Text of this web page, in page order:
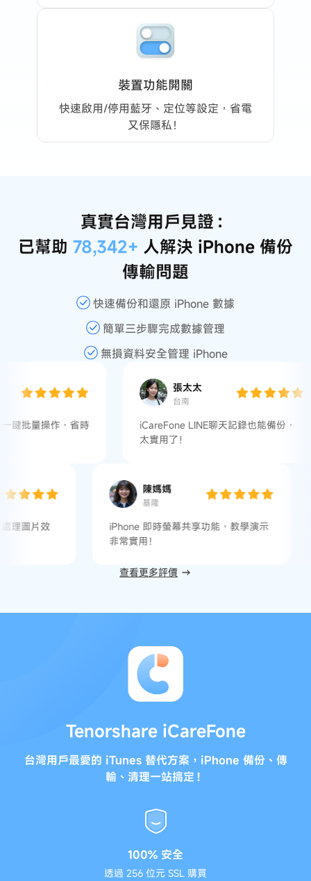
裝置功能開關
快速啟用/停用藍牙、定位等設定，省電
又保隱私！
真實台灣用戶見證：
已幫助 78,342+ 人解決 iPhone 備份
傳輸問題
快速備份和還原 iPhone 數據
簡單三步驟完成數據管理
無損資料安全管理 iPhone
，省時
張太太
台南
iCareFone LINE聊天記錄也能備份，
很方便，處理圖片效
陳媽媽
基隆
iPhone 即時螢幕共享功能，教學演
查看更多評價
Tenorshare iCareFone
台灣用戶最愛的 iTunes 替代方案，iPhone 備份、傳
輸、清理一站搞定！
100% 安全
透過 256 位元 SSL 購買